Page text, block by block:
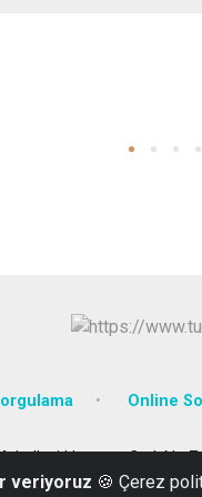
Online
Hastane Cad. No:7
412 22 52
veriyoruz 🍪 Çerez